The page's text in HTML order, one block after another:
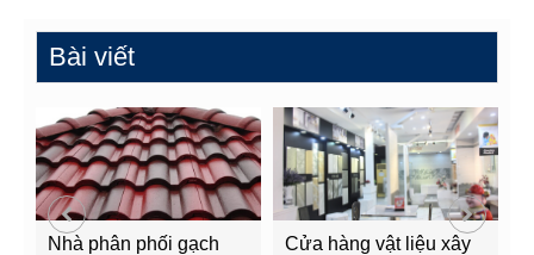
Bài viết
Nhà phân phối gạch
Cửa hàng vật liệu xây